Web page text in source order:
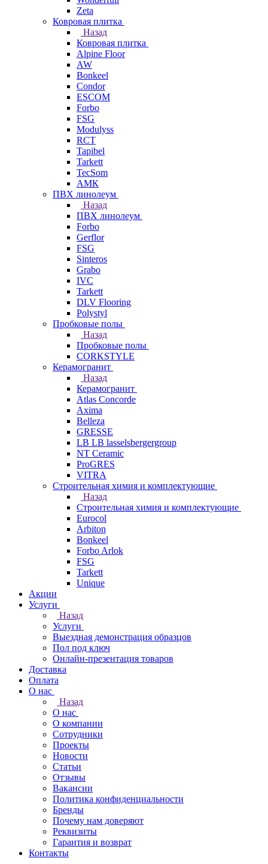
Zeta
Ковровая плитка
Назад
Ковровая плитка
Alpine Floor
AW
Bonkeel
Condor
ESCOM
Forbo
FSG
Modulyss
RCT
Tapibel
Tarkett
TecSom
АМК
ПВХ линолеум
Назад
ПВХ линолеум
Forbo
Gerflor
FSG
Sinteros
Grabo
IVC
Tarkett
DLV Flooring
Polystyl
Пробковые полы
Назад
Пробковые полы
CORKSTYLE
Керамогранит
Назад
Керамогранит
Atlas Concorde
Axima
Belleza
GRESSE
LB LB lasselsbergergroup
NT Ceramic
ProGRES
VITRA
Строительная химия и комплектующие
Назад
Строительная химия и комплектующие
Eurocol
Arbiton
Bonkeel
Forbo Arlok
FSG
Tarkett
Unique
Акции
Услуги
Назад
Услуги
Выездная демонстрация образцов
Пол под ключ
Онлайн-презентация товаров
Доставка
Оплата
О нас
Назад
О нас
О компании
Сотрудники
Проекты
Новости
Статьи
Отзывы
Вакансии
Политика конфиденциальности
Бренды
Почему нам доверяют
Реквизиты
Гарантия и возврат
Контакты